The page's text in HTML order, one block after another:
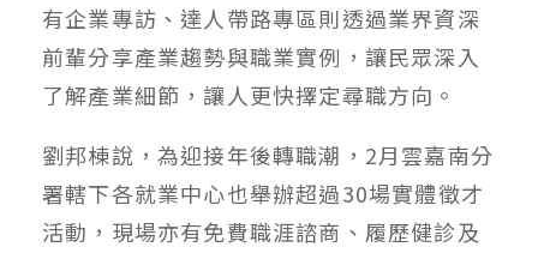
有企業專訪、達人帶路專區則透過業界資深
前輩分享產業趨勢與職業實例，讓民眾深入
了解產業細節，讓人更快擇定尋職方向。
劉邦棟說，為迎接年後轉職潮，2月雲嘉南分
署轄下各就業中心也舉辦超過30場實體徵才
活動，現場亦有免費職涯諮商、履歷健診及